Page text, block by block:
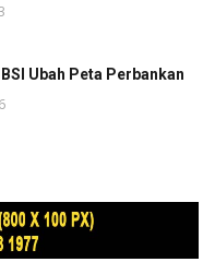
Ubah Peta Perbankan